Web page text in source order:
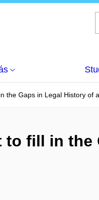
the Gaps in Legal History of
fill in the